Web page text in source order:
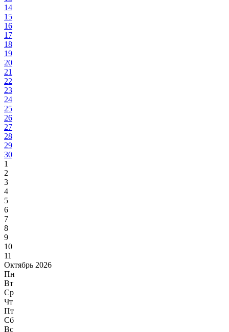
14
15
16
17
18
19
20
21
22
23
24
25
26
27
28
29
30
1
2
3
4
5
6
7
8
9
10
11
Октябрь 2026
Пн
Вт
Ср
Чт
Пт
Сб
Вс